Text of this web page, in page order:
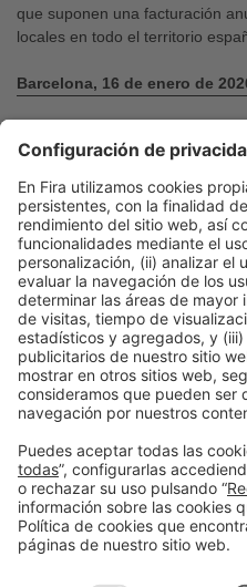
que suponen una facturación
locales en todo el territorio
Barcelona, 16 de enero de
Contacto de prensa
Susanna Santamaría
(+34) 93 452 11 04
ssantamaria@alimentaria.com
Facebook
LinkedIn
Email